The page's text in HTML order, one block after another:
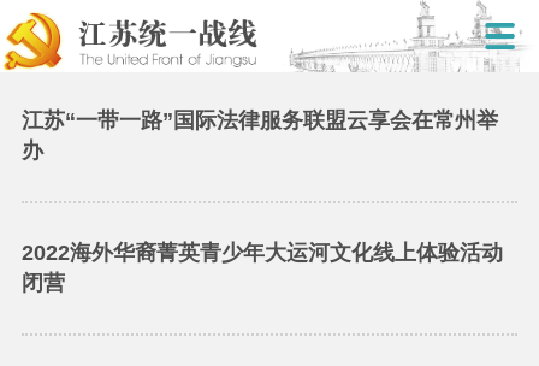
江苏“一带一路”国际法律服务联盟云享会在常州举
办
2022海外华裔菁英青少年大运河文化线上体验活动
闭营